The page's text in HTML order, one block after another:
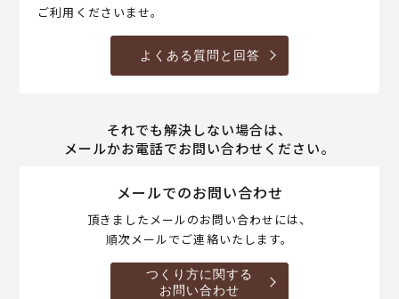
ご利用くださいませ。
よくある質問と回答
それでも解決しない場合は、
メールかお電話でお問い合わせください。
メールでのお問い合わせ
頂きましたメールのお問い合わせには、
順次メールでご連絡いたします。
つくり方に関する
お問い合わせ